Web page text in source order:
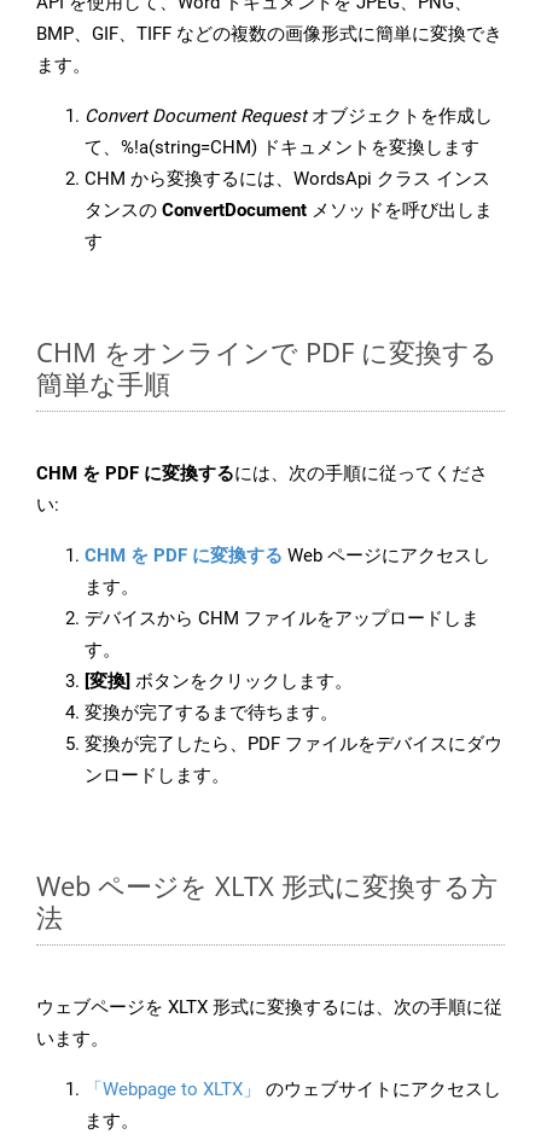
BMP、GIF、TIFF などの複数の画像形式に簡単に変換でき
ます。
Convert Document Requestオブジェクトを作成し
て、%!a(string=CHM) ドキュメントを変換します
CHM から変換するには、WordsApi クラス インス
タンスの ConvertDocument メソッドを呼び出しま
す
CHM をオンラインで PDF に変換する
簡単な手順
CHM を PDF に変換するには、次の手順に従ってくださ
い:
CHM を PDF に変換する Web ページにアクセスし
ます。
デバイスから CHM ファイルをアップロードしま
す。
[変換] ボタンをクリックします。
変換が完了するまで待ちます。
変換が完了したら、PDF ファイルをデバイスにダウ
ンロードします。
Web ページを XLTX 形式に変換する方
法
ウェブページを XLTX 形式に変換するには、次の手順に従
います。
「Webpage to XLTX」
のウェブサイトにアクセスし
ます。